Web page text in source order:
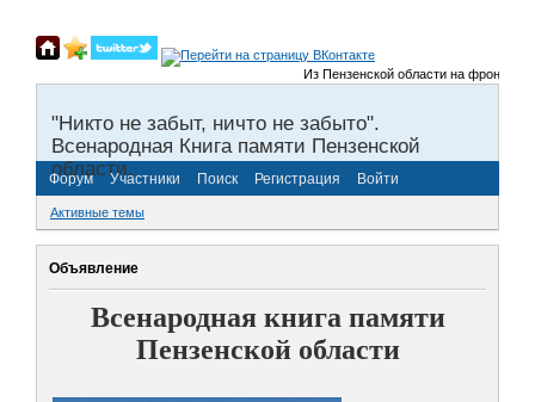
Из Пензенской области на фронты
"Никто не забыт, ничто не забыто".
Всенародная Книга памяти Пензенской
области.
Форум Участники Поиск Регистрация Войти
Активные темы
Объявление
Всенародная книга памяти
Пензенской области